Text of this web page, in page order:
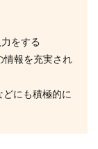
をする
情報を充実され
どにも積極的に